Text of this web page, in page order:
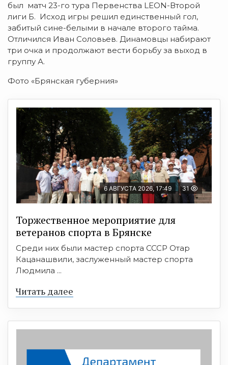
был матч 23-го тура Первенства LEON-Второй
лиги Б. Исход игры решил единственный гол,
забитый сине-белыми в начале второго тайма.
Отличился Иван Соловьев. Динамовцы набирают
три очка и продолжают вести борьбу за выход в
группу А.
Фото «Брянская губерния»
6 АВГУСТА 2026, 17:49 31
Торжественное мероприятие для
ветеранов спорта в Брянске
Среди них были мастер спорта СССР Отар
Кацанашвили, заслуженный мастер спорта
Людмила ...
Читать далее